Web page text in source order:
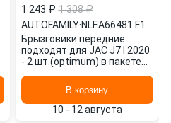
1 243 ₽ 1 308 ₽
AUTOFAMILY·NLF.A66481.F1
Брызговики передние
подходят для JAC J7 I 2020
- 2 шт.(optimum) в пакете
AUTOFAMILYВ корзину
10 - 12 августа